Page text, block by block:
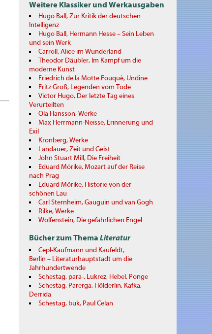
Weitere Klassiker und Werkausgaben
Hugo Ball, Zur Kritik der deutschen
Intelligenz
Hugo Ball, Hermann Hesse – Sein Leben
und sein Werk
Carroll, Alice im Wunderland
Theodor Däubler, Im Kampf um die
moderne Kunst
Friedrich de la Motte Fouqué, Undine
Fritz Groß, Legenden vom Tode
Victor Hugo, Der letzte Tag eines
Verurteilten
Ola Hansson, Werke
Max Herrmann-Neisse, Erinnerung und
Exil
Kronberg, Werke
Landauer, Zeit und Geist
John Stuart Mill, Die Freiheit
Eduard Mörike, Mozart auf der Reise
nach Prag
Eduard Mörike, Historie von der
schönen Lau
Carl Sternheim, Gauguin und van Gogh
Rilke, Werke
Wolfenstein, Die gefährlichen Engel
Bücher zum Thema Literatur
Cepl-Kaufmann und Kaufeldt,
Berlin – Literaturhauptstadt um die
Jahrhundertwende
Schestag, para-, Lukrez, Hebel, Ponge
Schestag, Parerga, Hölderlin, Kafka,
Derrida
Schestag, buk, Paul Celan